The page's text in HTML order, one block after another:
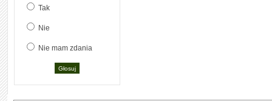
Tak
Nie
Nie mam zdania